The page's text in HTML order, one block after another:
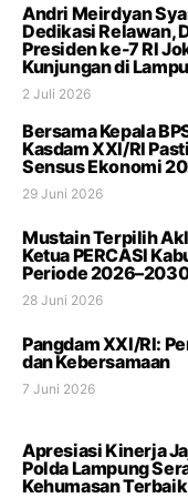
Andri Meirdyan
Dedikasi Relawan,
Presiden ke-7 RI
Kunjungan di
2 Juli 2026
Bersama Kepala
Kasdam XXI/RI
Sensus Ekonomi
29 Juni 2026
Mustain Terpilih
Ketua PERCASI
Periode
28 Juni 2026
Pangdam XXI/RI:
dan Kebersamaan
7 Juni 2026
Apresiasi Kinerja
Polda Lampung
Kehumasan